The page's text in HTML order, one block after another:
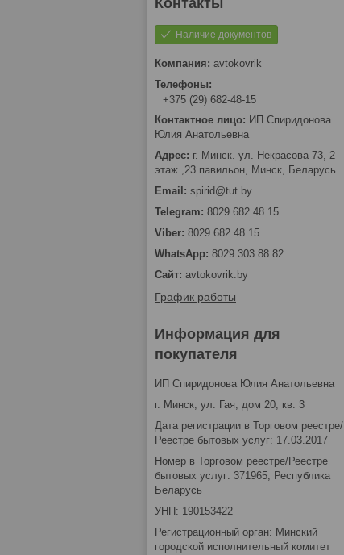
Наличие документов
avtokovrik
+375 (29) 682-48-15
ИП Спиридонова
Юлия Анатольевна
г. Минск. ул. Некрасова 73, 2
этаж ,23 павильон, Минск, Беларусь
spirid@tut.by
8029 682 48 15
8029 682 48 15
8029 303 88 82
avtokovrik.by
График работы
Информация для
покупателя
ИП Спиридонова Юлия Анатольевна
г. Минск, ул. Гая, дом 20, кв. 3
Дата регистрации в Торговом реестре/
Реестре бытовых услуг: 17.03.2017
Номер в Торговом реестре/Реестре
бытовых услуг: 371965, Республика
Беларусь
УНП: 190153422
Регистрационный орган: Минский
городской исполнительный комитет